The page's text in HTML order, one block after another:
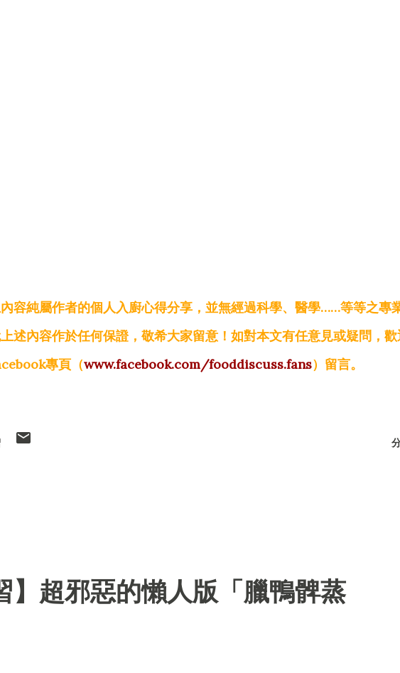
容純屬作者的個人入廚心得分享，並無經過科學、醫學……等等之專
述內容作於任何保證，敬希大家留意！如對本文有任意見或疑問，
專頁（www.facebook.com/fooddiscuss.fans）留言。
】超邪惡的懶人版「臘鴨髀蒸